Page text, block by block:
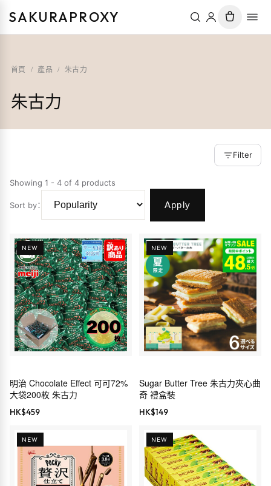
SAKURAPROXY
首頁 / 產品 / 朱古力
朱古力
Filter
Showing 1 - 4 of 4 products
Sort by： Apply
NEW
明治 Chocolate Effect 可可72%
大袋200枚 朱古力
HK$459
NEW
Sugar Butter Tree 朱古力夾心曲
奇 禮盒裝
HK$149
NEW NEW